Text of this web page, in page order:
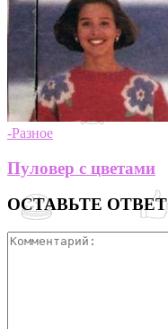
-Разное
Пуловер с цветами
ОСТАВЬТЕ ОТВЕТ